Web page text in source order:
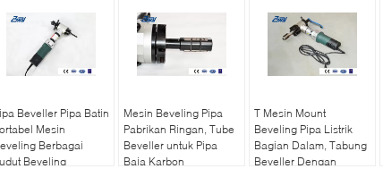
Beveller Pipa Batin
Mesin
Berbagai
Beveling
Mesin Beveling Pipa
Pabrikan Ringan, Tube
Beveller untuk Pipa
Baja Karbon
T Mesin Mount
Beveling Pipa Listrik
Bagian Dalam, Tabung
Beveller Dengan